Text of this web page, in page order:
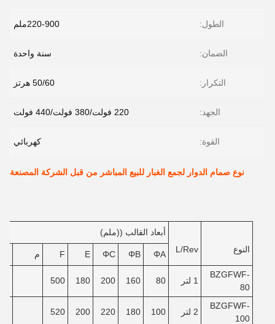
الطول: 220-900ملم
الضمان: سنة واحدة
التكرار: 50/60 هرتز
الجهد: 220 فولت/380 فولت/440 فولت
القوة: كهربائي
نوع صمام الدوار لجمع الغبار للبيع المباشر من قبل الشركة المصنعة
النوع L/Rev
أبعاد القالب ((ملم)
ΦA
ΦB
ΦC
E
F م
BZGFWF-
80
1 لتر 80
160
200
180
500
BZGFWF-
100
2 لتر 100
180
220
200
520